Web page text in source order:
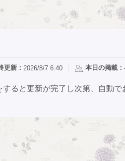
更新： 2026/8/7 6:40 本日の掲載：
すると更新が完了し次第、自動で